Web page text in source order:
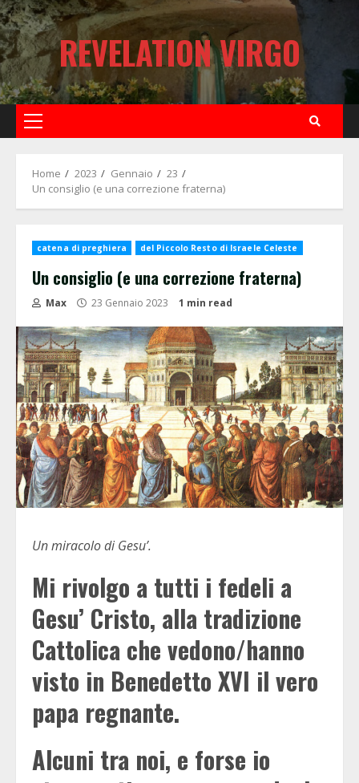
Skip
to
content
REVELATION VIRGO
Primary
Home 2023 Gennaio
23
Un consiglio (e una correzione fraterna)
catena di preghiera del Piccolo Resto di Israele Celeste
Un consiglio (e una correzione fraterna)
Max 23 Gennaio 2023 1 min read
Un miracolo di Gesu’.
Mi rivolgo a tutti i fedeli a
Gesu’ Cristo, alla tradizione
Cattolica che vedono/hanno
visto in Benedetto XVI il vero
papa regnante.
Alcuni tra noi, e forse io